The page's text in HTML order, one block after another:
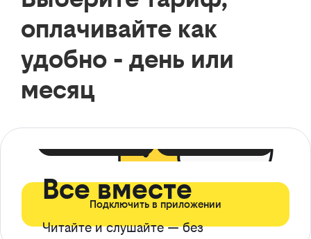
оплачивайте как
удобно - день или
месяц
Все вместе
Читайте и слушайте — без
Подключить в приложении